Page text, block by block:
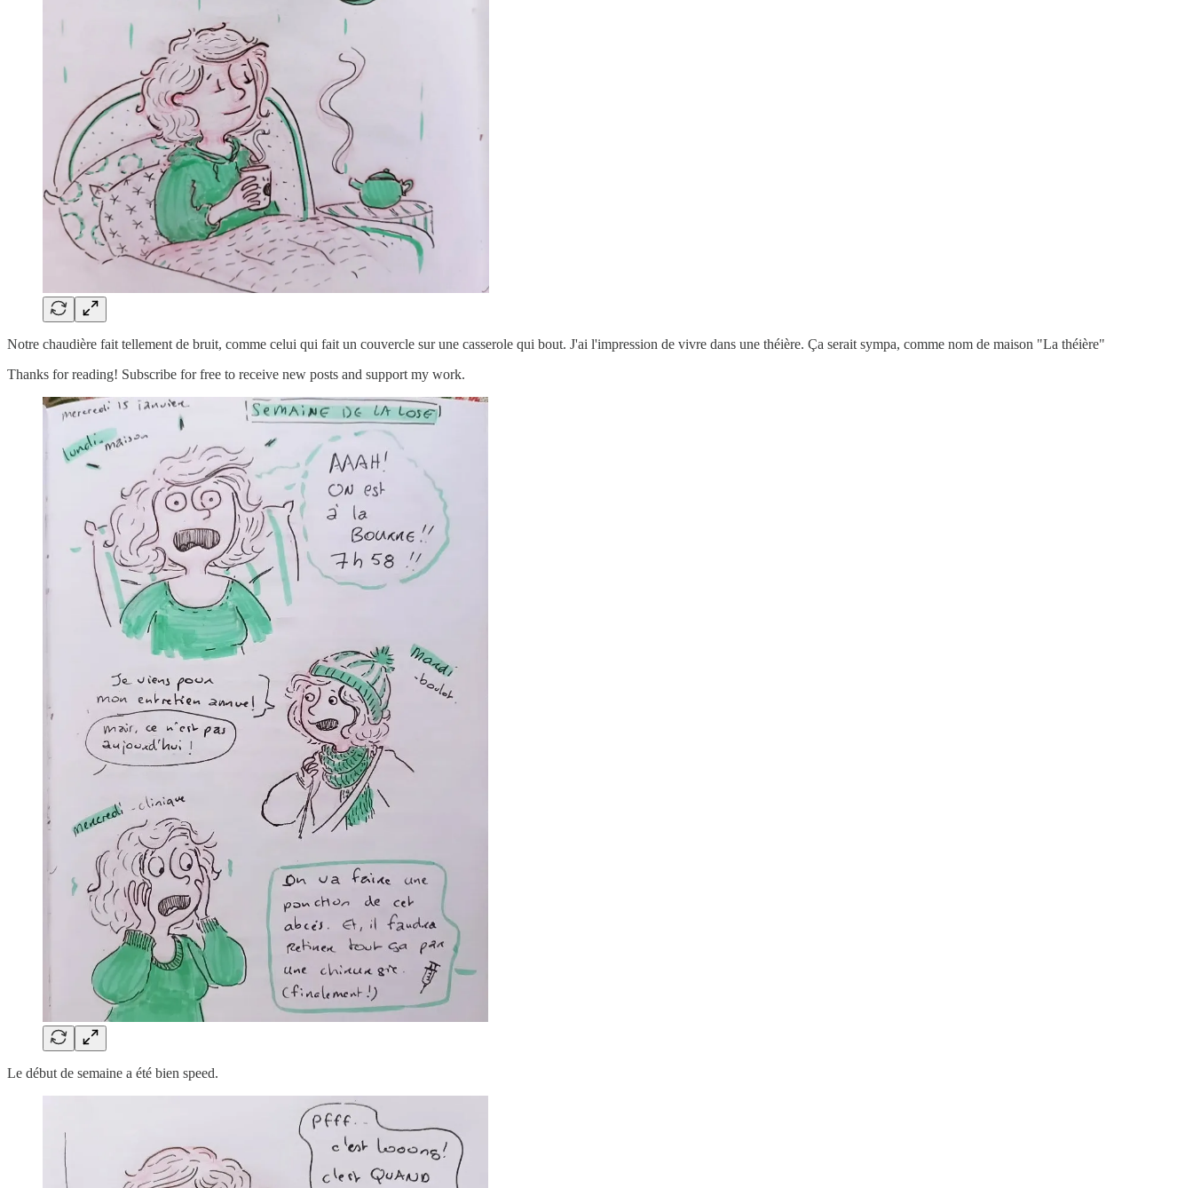
Notre chaudière fait tellement de bruit, comme celui qui fait un couvercle sur une casserole qui bout. J'ai l'impression de vivre dans une théière. Ça serait sympa, comme nom de maison "La théière"
Thanks for reading! Subscribe for free to receive new posts and support my work.
Le début de semaine a été bien speed.